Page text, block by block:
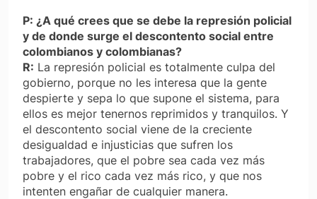
P: ¿A qué crees que se debe la represión policial
y de donde surge el descontento social entre
colombianos y colombianas?
R: La represión policial es totalmente culpa del
gobierno, porque no les interesa que la gente
despierte y sepa lo que supone el sistema, para
ellos es mejor tenernos reprimidos y tranquilos. Y
el descontento social viene de la creciente
desigualdad e injusticias que sufren los
trabajadores, que el pobre sea cada vez más
pobre y el rico cada vez más rico, y que nos
intenten engañar de cualquier manera.